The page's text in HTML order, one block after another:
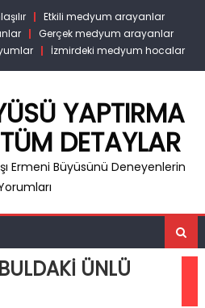
Etkili medyum arayanlar
Gerçek medyum arayanlar
İzmirdeki medyum hocalar
YAPTIRMA
DETAYLAR
Ermeni Büyüsünü Deneyenlerin
ÜNLÜ